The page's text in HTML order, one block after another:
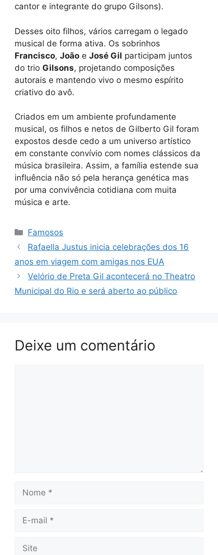
cantor e integrante do grupo Gilsons).
Desses oito filhos, vários carregam o legado
musical de forma ativa. Os sobrinhos
Francisco, João e José Gil participam juntos
do trio Gilsons, projetando composições
autorais e mantendo vivo o mesmo espírito
criativo do avô.
Criados em um ambiente profundamente
musical, os filhos e netos de Gilberto Gil foram
expostos desde cedo a um universo artístico
em constante convívio com nomes clássicos da
música brasileira. Assim, a família estende sua
influência não só pela herança genética mas
por uma convivência cotidiana com muita
música e arte.
Categorias
Famosos
Rafaella Justus inicia celebrações dos 16
anos em viagem com amigas nos EUA
Velório de Preta Gil acontecerá no Theatro
Municipal do Rio e será aberto ao público
Deixe um comentário
Nome
Site